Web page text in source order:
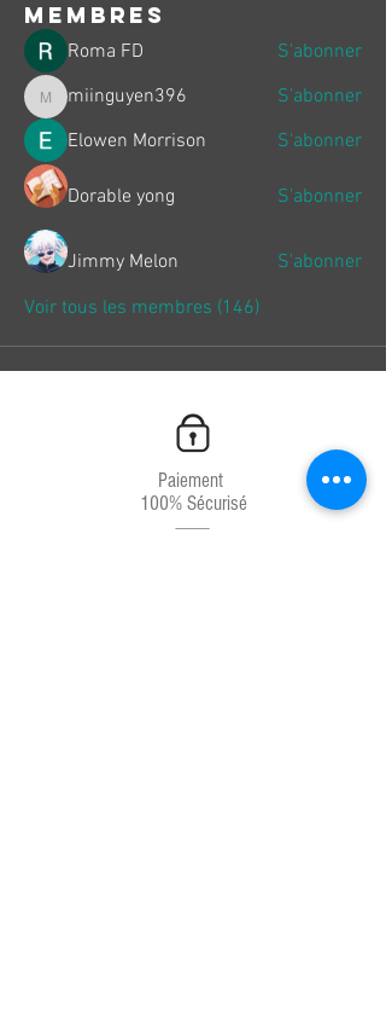
membres
Roma FD S'abonner
miinguyen396
miinguyen396
S'abonner
Elowen Morrison
S'abonner
Dorable yong S'abonner
Jimmy Melon
S'abonner
Voir tous les membres (146)
Paiement
100% Sécurisé